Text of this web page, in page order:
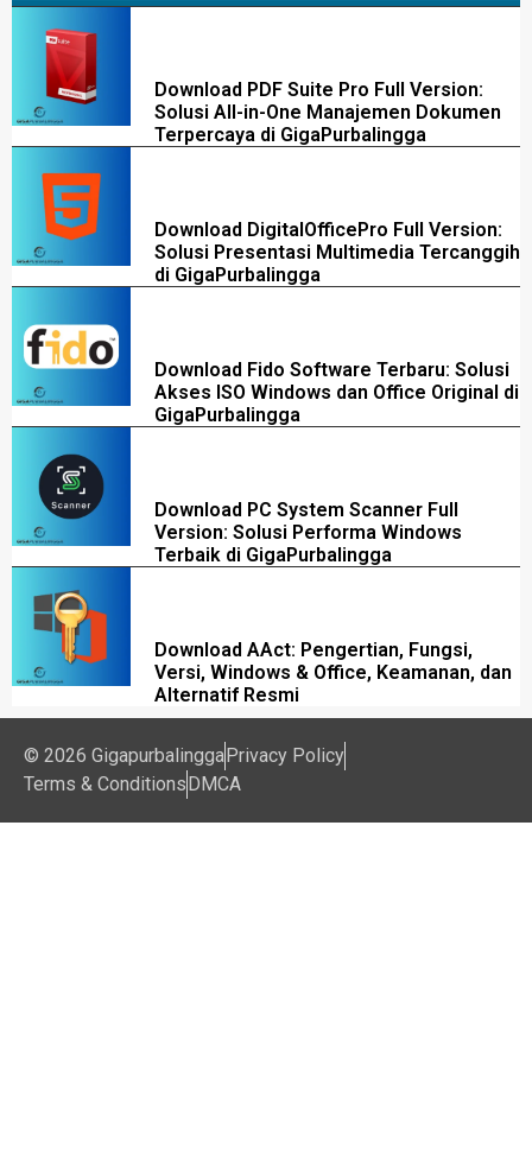
Download PDF Suite Pro Full Version:
Solusi All-in-One Manajemen Dokumen
Terpercaya di GigaPurbalingga
Download DigitalOfficePro Full Version:
Solusi Presentasi Multimedia Tercanggih
di GigaPurbalingga
Download Fido Software Terbaru: Solusi
Akses ISO Windows dan Office Original di
GigaPurbalingga
Download PC System Scanner Full
Version: Solusi Performa Windows
Terbaik di GigaPurbalingga
Download AAct: Pengertian, Fungsi,
Versi, Windows & Office, Keamanan, dan
Alternatif Resmi
© 2026 GigapurbalinggaPrivacy Policy
Terms & ConditionsDMCA